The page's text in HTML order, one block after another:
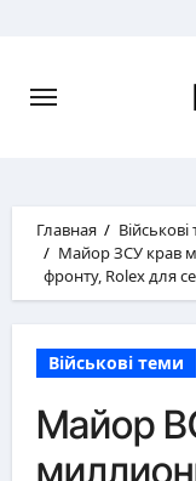
Главная
Майор ЗСУ крав
фронту, Rolex для
Військові теми
Майор